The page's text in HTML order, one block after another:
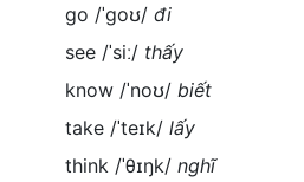
go /ˈgoʊ/ đi
see /ˈsiː/ thấy
know /ˈnoʊ/ biết
take /ˈteɪk/ lấy
think /ˈθɪŋk/ nghĩ